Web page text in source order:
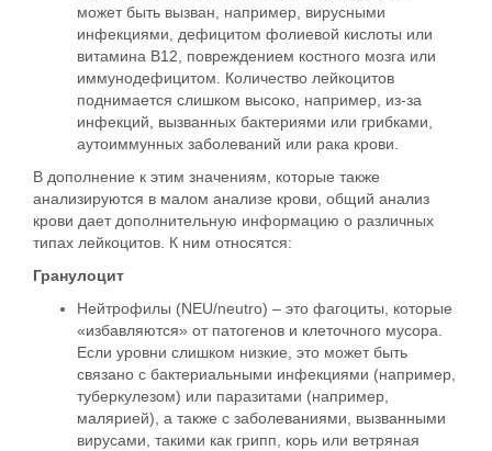
может быть вызван, например, вирусными
инфекциями, дефицитом фолиевой кислоты или
витамина B12, повреждением костного мозга или
иммунодефицитом. Количество лейкоцитов
поднимается слишком высоко, например, из-за
инфекций, вызванных бактериями или грибками,
аутоиммунных заболеваний или рака крови.
В дополнение к этим значениям, которые также
анализируются в малом анализе крови, общий анализ
крови дает дополнительную информацию о различных
типах лейкоцитов. К ним относятся:
Гранулоцит
Нейтрофилы (NEU/neutro) – это фагоциты, которые
«избавляются» от патогенов и клеточного мусора.
Если уровни слишком низкие, это может быть
связано с бактериальными инфекциями (например,
туберкулезом) или паразитами (например,
малярией), а также с заболеваниями, вызванными
вирусами, такими как грипп, корь или ветряная